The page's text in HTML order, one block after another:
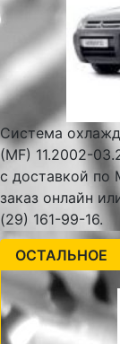
Система
(MF) 11.2002-
с доставкой по
заказ онлайн
(29) 161-99-16.
ОСТАЛЬНОЕ